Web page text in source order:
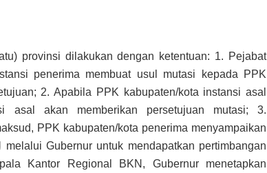
provinsi dilakukan dengan ketentuan: 1. Pejabat
penerima membuat usul mutasi kepada PPK
2. Apabila PPK kabupaten/kota instansi asal
asal akan memberikan persetujuan mutasi; 3.
PPK kabupaten/kota penerima menyampaikan
Gubernur untuk mendapatkan pertimbangan
Kantor Regional BKN, Gubernur menetapkan